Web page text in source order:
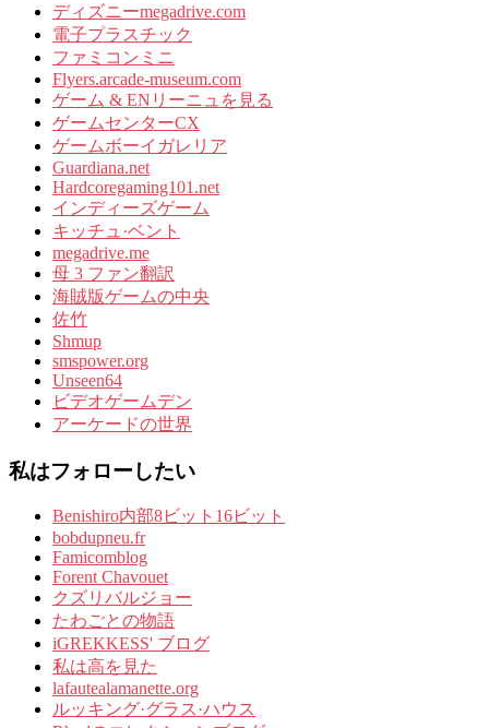
ディズニーmegadrive.com
電子プラスチック
ファミコンミニ
Flyers.arcade-museum.com
ゲーム & ENリーニュを見る
ゲームセンターCX
ゲームボーイガレリア
Guardiana.net
Hardcoregaming101.net
インディーズゲーム
キッチュ·ベント
megadrive.me
母 3 ファン翻訳
海賊版ゲームの中央
佐竹
Shmup
smspower.org
Unseen64
ビデオゲームデン
アーケードの世界
私はフォローしたい
Benishiro内部8ビット16ビット
bobdupneu.fr
Famicomblog
Forent Chavouet
クズリバルジョー
たわごとの物語
iGREKKESS' ブログ
私は高を見た
lafautealamanette.org
ルッキング·グラス·ハウス